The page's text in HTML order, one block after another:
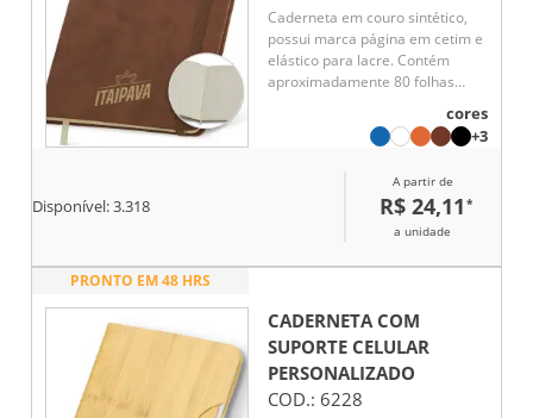
Caderneta em couro sintético,
possui marca página em cetim e
elástico para lacre. Contém
aproximadamente 80 folhas
cores
+3
Disponível:3.318
A partir de
R$ 24,11 *
a unidade
PRONTO EM 48 HRS
CADERNETA COM
SUPORTE CELULAR
PERSONALIZADO
COD.: 6228